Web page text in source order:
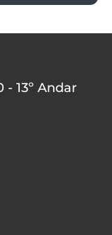
- 13º Andar